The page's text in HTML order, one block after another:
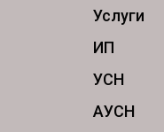
Услуги
ИП
УСН
АУСН